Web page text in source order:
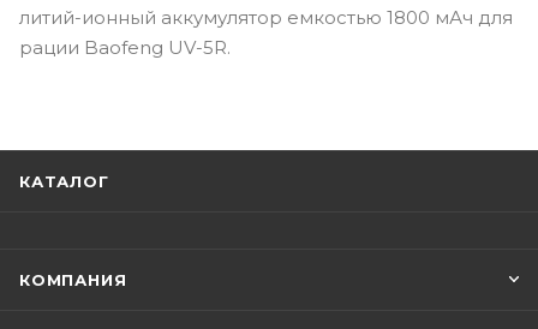
литий-ионный аккумулятор емкостью 1800 мАч для
рации Baofeng UV-5R.
КАТАЛОГ
КОМПАНИЯ